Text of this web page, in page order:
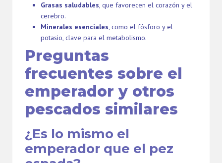
Grasas saludables, que favorecen el corazón y el
cerebro.
Minerales esenciales, como el fósforo y el
potasio, clave para el metabolismo.
Preguntas
frecuentes sobre el
emperador y otros
pescados similares
¿Es lo mismo el
emperador que el pez